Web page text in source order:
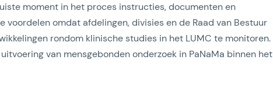
moment in het proces instructies, documenten en
omdat afdelingen, divisies en de Raad van Bestuur
rondom klinische studies in het LUMC te monitoren.
van mensgebonden onderzoek in PaNaMa binnen het